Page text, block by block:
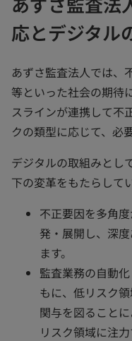
応とデジタル
あずさ監査法人では、
等といった社会の期待
スラインが連携して不
クの類型に応じて、必
デジタルの取組みとし
下の変革をもたらして
不正要因を多角
発・展開し、深
ます。
監査業務の自動
もに、低リスク
関与を図ること
リスク領域に注